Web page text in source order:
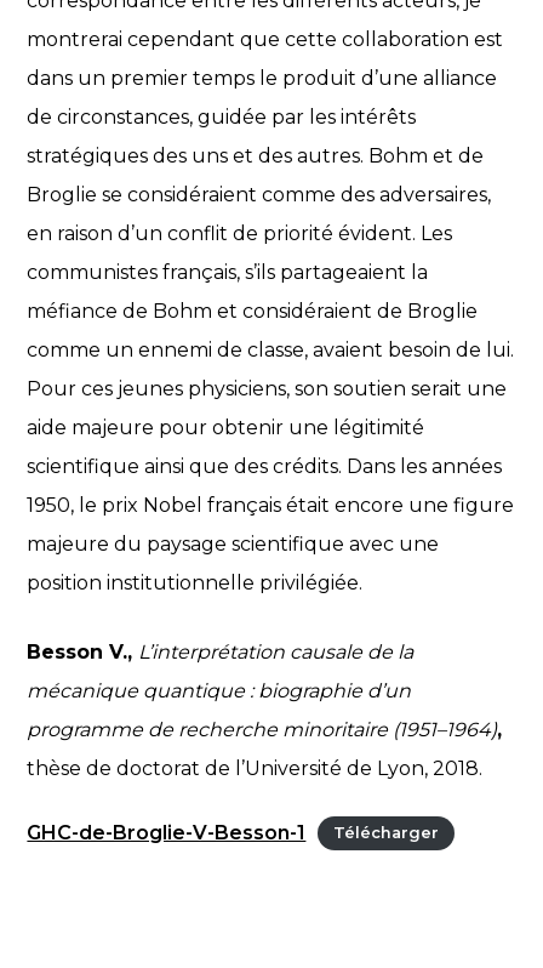
montrerai cependant que cette collaboration est
dans un premier temps le produit d’une alliance
de circonstances, guidée par les intérêts
stratégiques des uns et des autres. Bohm et de
Broglie se considéraient comme des adversaires,
en raison d’un conflit de priorité évident. Les
communistes français, s’ils partageaient la
méfiance de Bohm et considéraient de Broglie
comme un ennemi de classe, avaient besoin de lui.
Pour ces jeunes physiciens, son soutien serait une
aide majeure pour obtenir une légitimité
scientifique ainsi que des crédits. Dans les années
1950, le prix Nobel français était encore une figure
majeure du paysage scientifique avec une
position institutionnelle privilégiée.
Besson V., L’interprétation causale de la
mécanique quantique : biographie d’un
programme de recherche minoritaire (1951–1964),
thèse de doctorat de l’Université de Lyon, 2018.
GHC-de-Broglie-V-Besson-1 Télécharger